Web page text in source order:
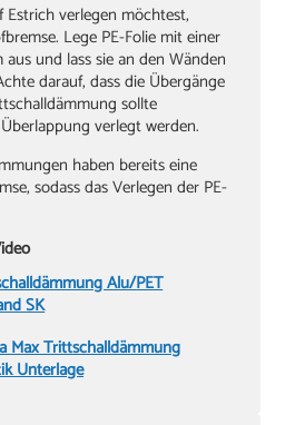
verlegen möchtest,
Lege PE-Folie mit einer
und lass sie an den Wänden
darauf, dass die Übergänge
sollte
verlegt werden.
haben bereits eine
sodass das Verlegen der PE-
Alu/PET
SK
Max Trittschalldämmung
Unterlage